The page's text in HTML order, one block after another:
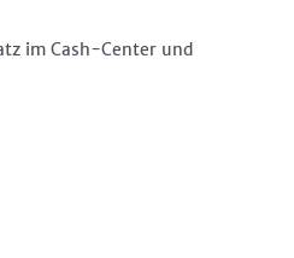
im Cash-Center und